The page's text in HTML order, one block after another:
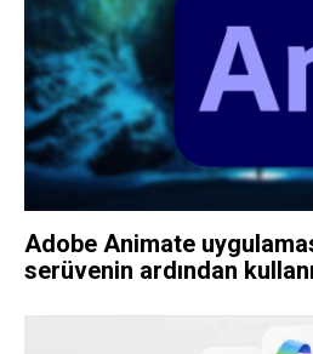
Adobe Animate
serüvenin ardından